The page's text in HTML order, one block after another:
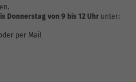
Donnerstag von 9 bis 12 Uhr unter:
per Mail